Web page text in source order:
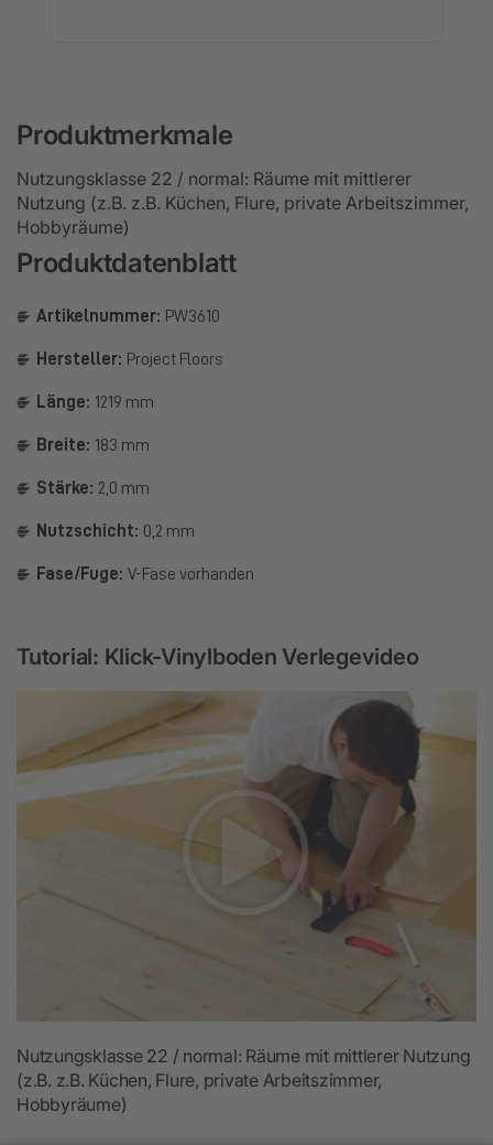
Produktmerkmale
Nutzungsklasse 22 / normal: Räume mit mittlerer
Nutzung (z.B. z.B. Küchen, Flure, private Arbeitszimmer,
Hobbyräume)
Produktdatenblatt
Artikelnummer: PW3610
Hersteller: Project Floors
Länge: 1219 mm
Breite: 183 mm
Stärke: 2,0 mm
Nutzschicht: 0,2 mm
Fase/Fuge: V-Fase vorhanden
Tutorial: Klick-Vinylboden Verlegevideo
Nutzungsklasse 22 / normal: Räume mit mittlerer Nutzung
(z.B. z.B. Küchen, Flure, private Arbeitszimmer,
Hobbyräume)